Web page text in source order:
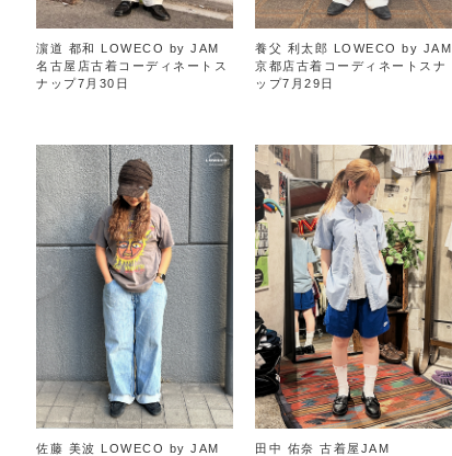
濵道 都和 LOWECO by JAM
名古屋店古着コーディネートス
ナップ7月30日
養父 利太郎 LOWECO by JAM
京都店古着コーディネートスナ
ップ7月29日
佐藤 美波 LOWECO by JAM
田中 佑奈 古着屋JAM